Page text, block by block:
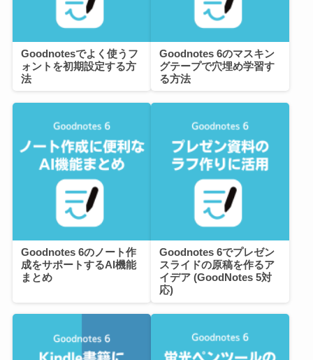
Goodnotesでよく使うフ
ォントを初期設定する方
法
Goodnotes 6のマスキン
グテープで穴埋め学習す
る方法
Goodnotes 6のノート作
成をサポートするAI機能
まとめ
Goodnotes 6でプレゼン
スライドの原稿を作るア
イデア (GoodNotes 5対
応)